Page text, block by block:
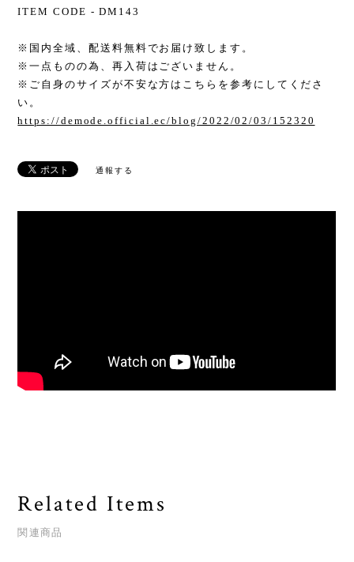
ITEM CODE - DM143
※国内全域、配送料無料でお届け致します。
※一点ものの為、再入荷はございません。
※ご自身のサイズが不安な方はこちらを参考にしてくださ
い。
https://demode.official.ec/blog/2022/02/03/152320
通報する
Related Items
関連商品